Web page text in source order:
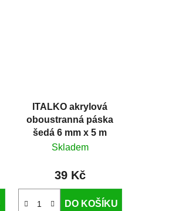
ITALKO akrylová
oboustranná páska
šedá 6 mm x 5 m
Skladem
39 Kč
DO KOŠÍKU